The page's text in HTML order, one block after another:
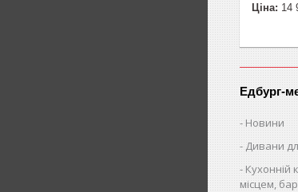
Ціна: 14
Едбург-
Новини
Дивани
Кухонній
місцем,